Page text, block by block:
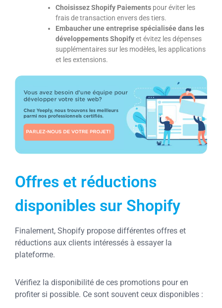
Choisissez Shopify Paiements pour éviter les
frais de transaction envers des tiers.
Embaucher une entreprise spécialisée dans les
développements Shopifyet évitez les dépenses
supplémentaires sur les modèles, les applications
et les extensions.
Offres et réductions
disponibles sur Shopify
Finalement, Shopify propose différentes offres et
réductions aux clients intéressés à essayer la
plateforme.
Vérifiez la disponibilité de ces promotions pour en
profiter si possible. Ce sont souvent ceux disponibles :